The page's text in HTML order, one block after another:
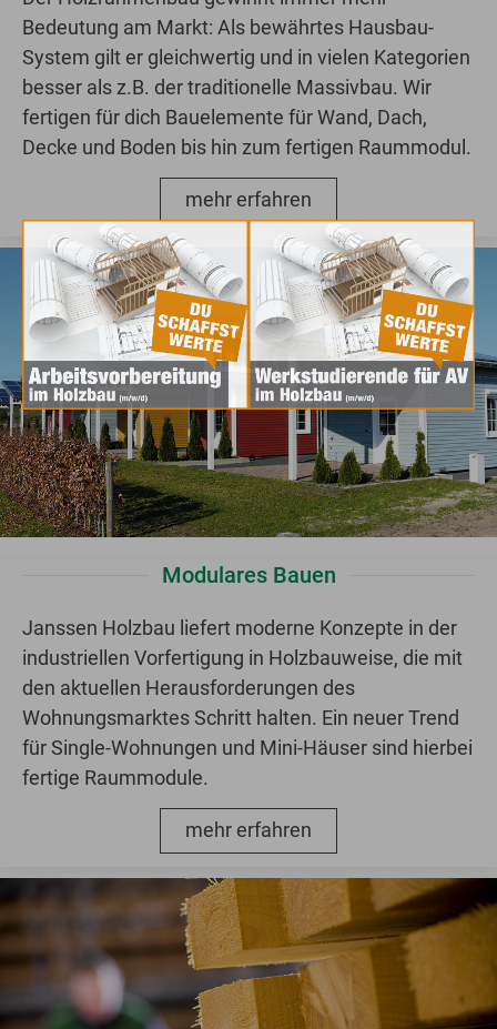
Bedeutung am Markt: Als bewährtes Hausbau-
System gilt er gleichwertig und in vielen Kategorien
besser als z.B. der traditionelle Massivbau. Wir
fertigen für dich Bauelemente für Wand, Dach,
Decke und Boden bis hin zum fertigen Raummodul.
mehr erfahren
Modulares Bauen
Janssen Holzbau liefert moderne Konzepte in der
industriellen Vorfertigung in Holzbauweise, die mit
den aktuellen Herausforderungen des
Wohnungsmarktes Schritt halten. Ein neuer Trend
für Single-Wohnungen und Mini-Häuser sind hierbei
fertige Raummodule.
mehr erfahren